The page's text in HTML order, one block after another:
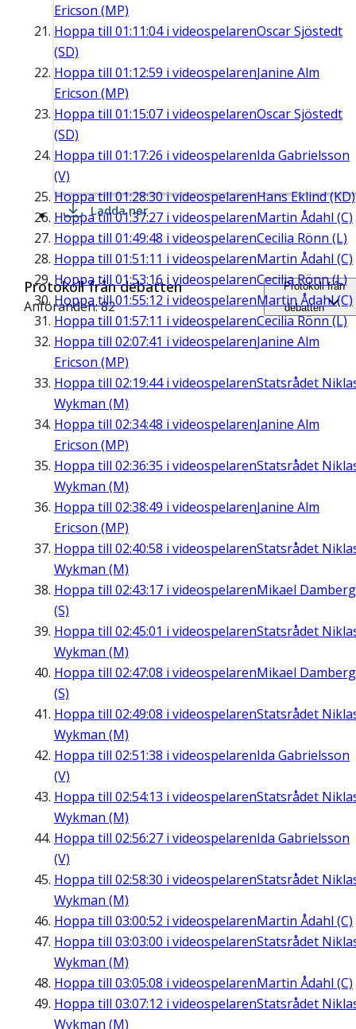
Ericson (MP)
Hoppa till 01:11:04i videospelarenOscar Sjöstedt
(SD)
Hoppa till 01:12:59 i videospelarenJanine Alm
Ericson (MP)
Hoppa till 01:15:07 i videospelarenOscar Sjöstedt
(SD)
Hoppa till 01:17:26 i videospelarenIda Gabrielsson
(V)
Hoppa till01:28:30i videospelarenHans Eklind (KD)
Hoppa till01:37:27 i videospelarenMartin Ådahl (C)
Hoppa till 01:49:48 i videospelarenCecilia Rönn (L)
Hoppa till 01:51:11 i videospelarenMartin Ådahl (C)
Hoppa till 01:53:16 i videospelarenCecilia Rönn (L)
Hoppa till01:55:12 i videospelarenMartin Ådahl (C)
Hoppa till 01:57:11 i videospelarenCecilia Rönn (L)
Hoppa till 02:07:41 i videospelarenJanine Alm
Ericson (MP)
Hoppa till 02:19:44i videospelarenStatsrådet
Wykman (M)
Hoppa till 02:34:48 i videospelarenJanine Alm
Ericson (MP)
Hoppa till 02:36:35 i videospelarenStatsrådet
Wykman (M)
Hoppa till 02:38:49 i videospelarenJanine Alm
Ericson (MP)
Hoppa till 02:40:58 i videospelarenStatsrådet
Wykman (M)
Hoppa till 02:43:17 i videospelarenMikael Damberg
(S)
Hoppa till 02:45:01 i videospelarenStatsrådet
Wykman (M)
Hoppa till 02:47:08 i videospelarenMikael Damberg
(S)
Hoppa till 02:49:08 i videospelarenStatsrådet
Wykman (M)
Hoppa till 02:51:38 i videospelarenIda Gabrielsson
(V)
Hoppa till 02:54:13 i videospelarenStatsrådet
Wykman (M)
Hoppa till 02:56:27 i videospelarenIda Gabrielsson
(V)
Hoppa till 02:58:30 i videospelarenStatsrådet
Wykman (M)
Hoppa till 03:00:52 i videospelarenMartin Ådahl (C)
Hoppa till 03:03:00 i videospelarenStatsrådet
Wykman (M)
Hoppa till 03:05:08 i videospelarenMartin Ådahl (C)
Hoppa till 03:07:12 i videospelarenStatsrådet
Wykman (M)
Ladda ner
Protokoll från debatten
Anföranden: 82
Protokoll från
debatten